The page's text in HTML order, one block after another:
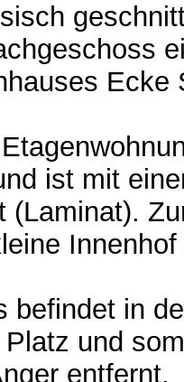
Ecke
ist mit
(Laminat).
befindet in
und
entfernt.